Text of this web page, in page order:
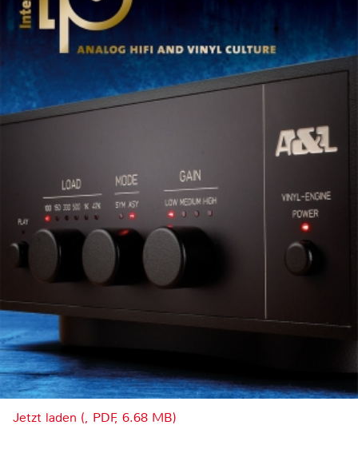
Jetzt laden (, PDF, 6.68 MB)